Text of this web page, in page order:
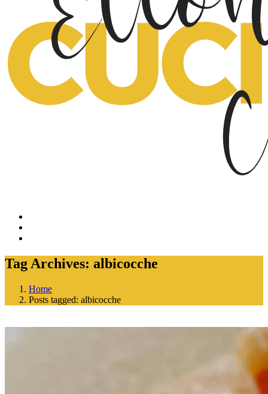
Tag Archives: albicocche
Home
Posts tagged: albicocche